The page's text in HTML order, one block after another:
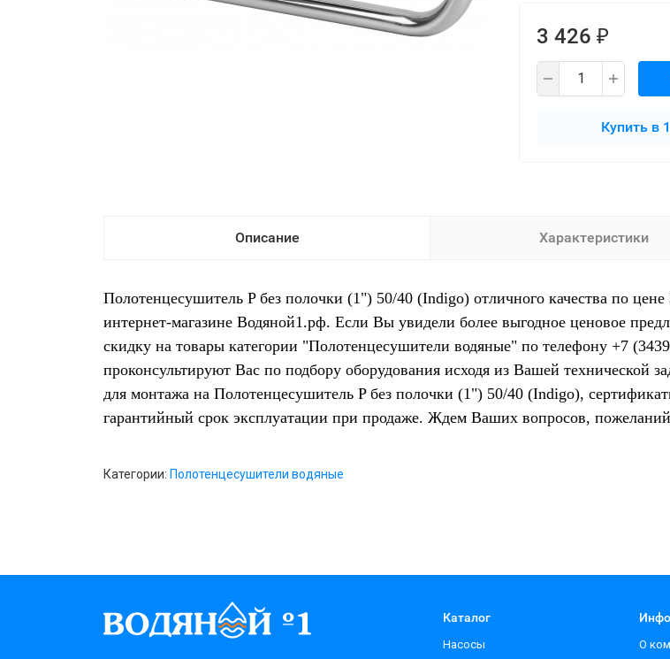
3 426 ₽
Купить в
Описание Характеристики
Полотенцесушитель P без полочки (1") 50/40 (Indigo) отличного качества по
интернет-магазине Водяной1.рф. Если Вы увидели более выгодное ценовое
скидку на товары категории "Полотенцесушители водяные" по телефону +7
проконсультируют Вас по подбору оборудования исходя из Вашей технической
для монтажа на Полотенцесушитель P без полочки (1") 50/40 (Indigo),
гарантийный срок эксплуатации при продаже. Ждем Ваших вопросов,
Категории: Полотенцесушители водяные
Каталог
Насосы О